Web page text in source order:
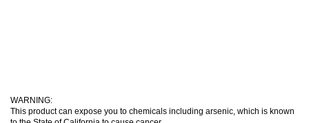
WARNING:
This product can expose you to chemicals including arsenic, which is known